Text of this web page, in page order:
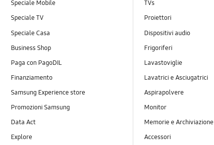
Speciale Mobile
Speciale TV
Speciale Casa
Business Shop
Paga con PagoDIL
Finanziamento
Samsung Experience store
Promozioni Samsung
Data Act
Explore
TVs
Proiettori
Dispositivi audio
Frigoriferi
Lavastoviglie
Lavatrici e Asciugatrici
Aspirapolvere
Monitor
Memorie e Archiviazione
Accessori